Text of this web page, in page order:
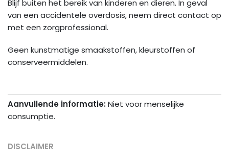
Blijf buiten het bereik van kinderen en dieren. In geval
van een accidentele overdosis, neem direct contact op
met een zorgprofessional.
Geen kunstmatige smaakstoffen, kleurstoffen of
conserveermiddelen.
Aanvullende informatie:Niet voor menselijke
consumptie.
DISCLAIMER